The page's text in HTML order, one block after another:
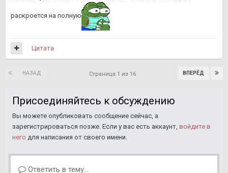
раскроется на полную
Цитата
НАЗАД ВПЕРЁД
Страница 1 из 16
Присоединяйтесь к обсуждению
Вы можете опубликовать сообщение сейчас, а
зарегистрироваться позже. Если у вас есть аккаунт, войдите в
него для написания от своего имени.
Ответить в тему...